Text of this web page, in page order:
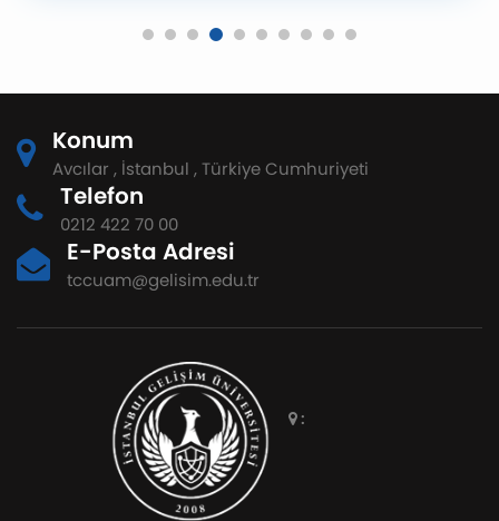
Konum
Avcılar , İstanbul , Türkiye Cumhuriyeti
Telefon
0212 422 70 00
E-Posta Adresi
tccuam@gelisim.edu.tr
: